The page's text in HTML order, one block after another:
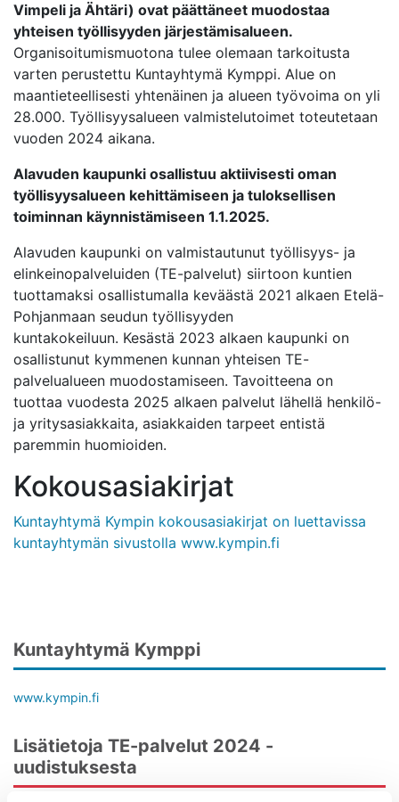
Vimpeli ja Ähtäri) ovat päättäneet muodostaa
yhteisen työllisyyden järjestämisalueen.
Organisoitumismuotona tulee olemaan tarkoitusta
varten perustettu Kuntayhtymä Kymppi. Alue on
maantieteellisesti yhtenäinen ja alueen työvoima on yli
28.000. Työllisyysalueen valmistelutoimet toteutetaan
vuoden 2024 aikana.
Alavuden kaupunki osallistuu aktiivisesti oman
työllisyysalueen kehittämiseen ja tuloksellisen
toiminnan käynnistämiseen 1.1.2025.
Alavuden kaupunki on valmistautunut työllisyys- ja
elinkeinopalveluiden (TE-palvelut) siirtoon kuntien
tuottamaksi osallistumalla keväästä 2021 alkaen Etelä-
Pohjanmaan seudun työllisyyden
kuntakokeiluun. Kesästä 2023 alkaen kaupunki on
osallistunut kymmenen kunnan yhteisen TE-
palvelualueen muodostamiseen. Tavoitteena on
tuottaa vuodesta 2025 alkaen palvelut lähellä henkilö-
ja yritysasiakkaita, asiakkaiden tarpeet entistä
paremmin huomioiden.
Kokousasiakirjat
Kuntayhtymä Kympin kokousasiakirjat on luettavissa
kuntayhtymän sivustolla www.kympin.fi
Kuntayhtymä Kymppi
www.kympin.fi
Lisätietoja TE-palvelut 2024 -
uudistuksesta